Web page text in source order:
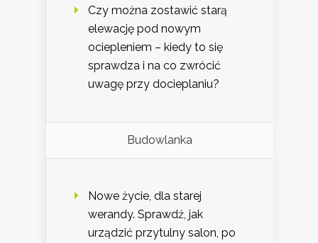
Czy można zostawić starą
elewację pod nowym
ociepleniem – kiedy to się
sprawdza i na co zwrócić
uwagę przy docieplaniu?
Budowlanka
Nowe życie, dla starej
werandy. Sprawdź, jak
urządzić przytulny salon, po